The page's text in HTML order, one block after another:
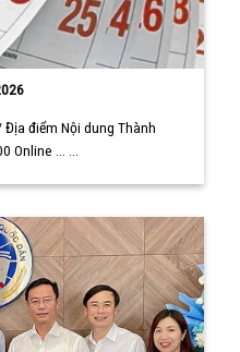
điểm Nội dung Thành
Online ... ...